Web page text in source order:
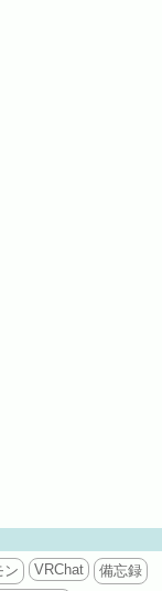
ン VRChat
備忘録